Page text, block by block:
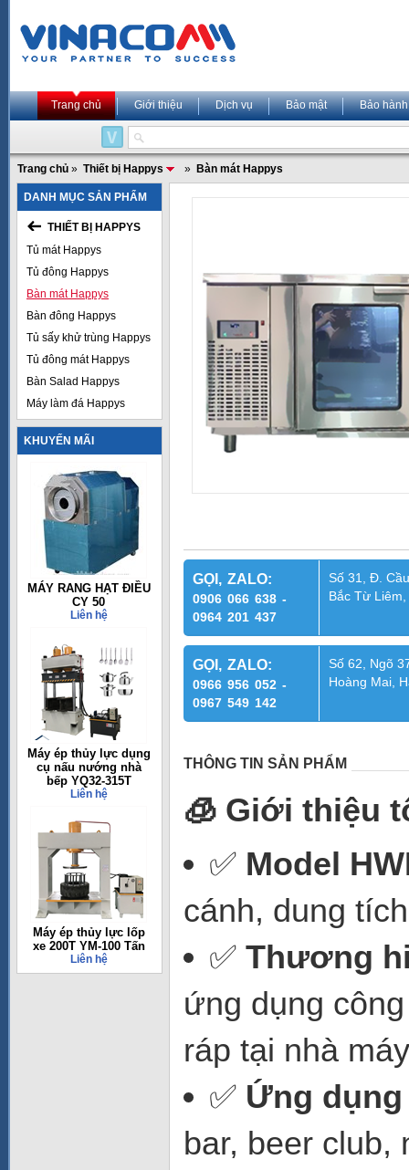
Trang chủ Giới thiệu Dịch vụ Bảo mật Bảo hành
Trang chủ » Thiết bị Happys » Bàn mát Happys
DANH MỤC SẢN PHẨM
THIẾT BỊ HAPPYS
Tủ mát Happys
Tủ đông Happys
Bàn mát Happys
Bàn đông Happys
Tủ sấy khử trùng Happys
Tủ đông mát Happys
Bàn Salad Happys
Máy làm đá Happys
KHUYẾN MÃI
MÁY RANG HẠT ĐIỀU
CY 50
Liên hệ
Máy ép thủy lực dụng
cụ nấu nướng nhà
bếp YQ32-315T
Liên hệ
Máy ép thủy lực lốp
xe 200T YM-100 Tấn
Liên hệ
GỌI, ZALO:
0906 066 638 -
0964 201 437
Số 31, Đ.
Bắc Từ
GỌI, ZALO:
0966 956 052 -
0967 549 142
Số 62, Ngõ
Hoàng Mai,
THÔNG TIN SẢN PHẨM
🧊 Giới thiệu
✅ Model
cánh, dung
✅ Thương
ứng dụng
ráp tại nhà
✅ Ứng
bar, beer club,